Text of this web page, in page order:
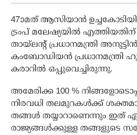
47ാമത് ആസിയാൻ
ട്രംപ് മലേഷ്യയിൽ എത്തിയതിന്
തായ്‌ലന്റ് പ്രധാനമന്ത്രി
കംബോഡിയൻ പ്രധാനമന്ത്രി
കരാറിൽ ഒപ്പുവെച്ചിരുന്നു.
അമേരിക്ക 100 %
നിരവധി തലമുറകൾക്ക്
തങ്ങൾ തയ്യാറാണെന്നും ഇത്
രാജ്യങ്ങൾക്കുള്ള തങ്ങളുടെ